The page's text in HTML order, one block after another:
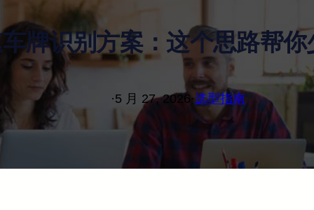
牌识别方案：这个思路帮你
·5 月 27, 2026·选型指南